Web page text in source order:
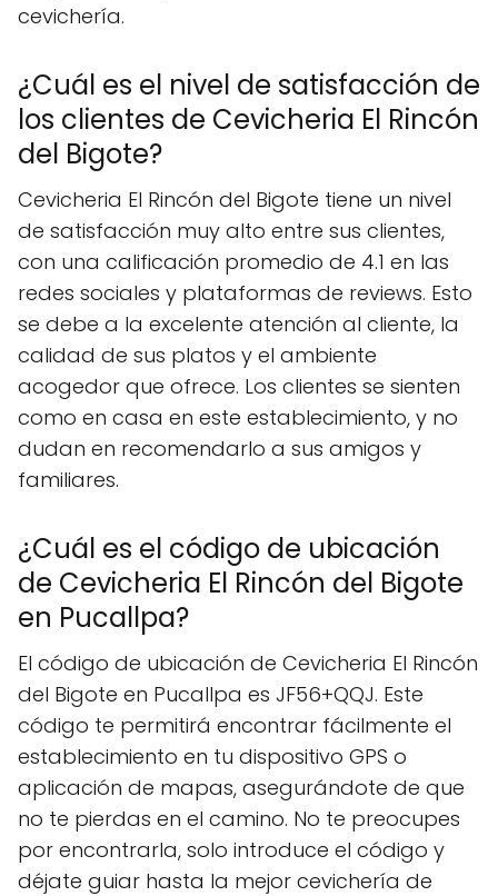
cevichería.
¿Cuál es el nivel de satisfacción de
los clientes de Cevicheria El Rincón
del Bigote?
Cevicheria El Rincón del Bigote tiene un nivel
de satisfacción muy alto entre sus clientes,
con una calificación promedio de 4.1 en las
redes sociales y plataformas de reviews. Esto
se debe a la excelente atención al cliente, la
calidad de sus platos y el ambiente
acogedor que ofrece. Los clientes se sienten
como en casa en este establecimiento, y no
dudan en recomendarlo a sus amigos y
familiares.
¿Cuál es el código de ubicación
de Cevicheria El Rincón del Bigote
en Pucallpa?
El código de ubicación de Cevicheria El Rincón
del Bigote en Pucallpa es JF56+QQJ. Este
código te permitirá encontrar fácilmente el
establecimiento en tu dispositivo GPS o
aplicación de mapas, asegurándote de que
no te pierdas en el camino. No te preocupes
por encontrarla, solo introduce el código y
déjate guiar hasta la mejor cevichería de